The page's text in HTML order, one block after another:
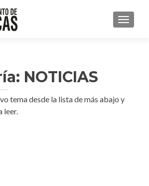
NOTICIAS
tema desde la lista de más abajo y
leer.